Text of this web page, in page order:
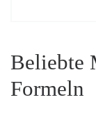
Beliebte
Formeln